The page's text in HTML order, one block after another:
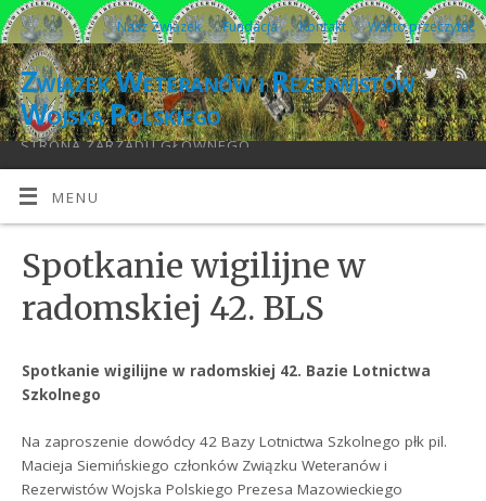
Nasz Związek Fundacja Kontakt Warto przeczytać
Związek Weteranów i Rezerwistów
Wojska Polskiego
STRONA ZARZĄDU GŁÓWNEGO
MENU
Spotkanie wigilijne w
radomskiej 42. BLS
Spotkanie wigilijne w radomskiej 42. Bazie Lotnictwa
Szkolnego
Na zaproszenie dowódcy 42 Bazy Lotnictwa Szkolnego płk pil.
Macieja Siemińskiego członków Związku Weteranów i
Rezerwistów Wojska Polskiego Prezesa Mazowieckiego